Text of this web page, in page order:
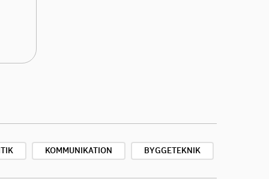
KOMMUNIKATION BYGGETEKNIK